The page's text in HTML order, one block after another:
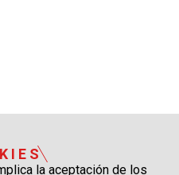
la aceptación de los